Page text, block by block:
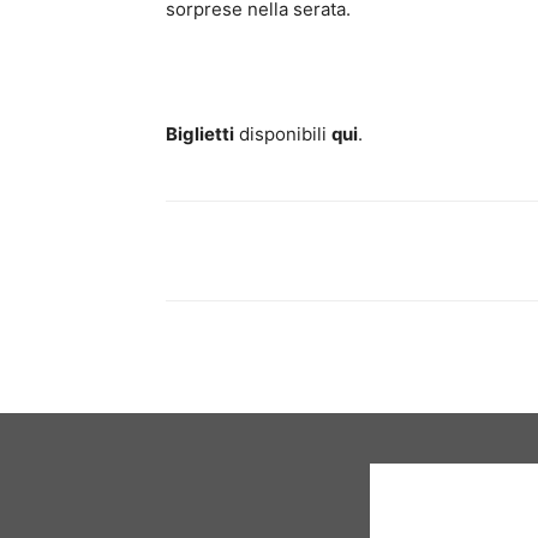
sorprese nella serata.
Biglietti disponibili qui.